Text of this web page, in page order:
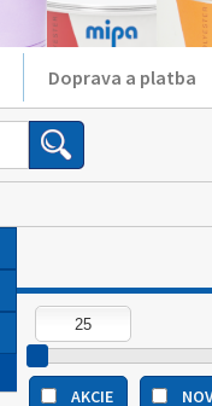
Doprava a platba
AKCIE